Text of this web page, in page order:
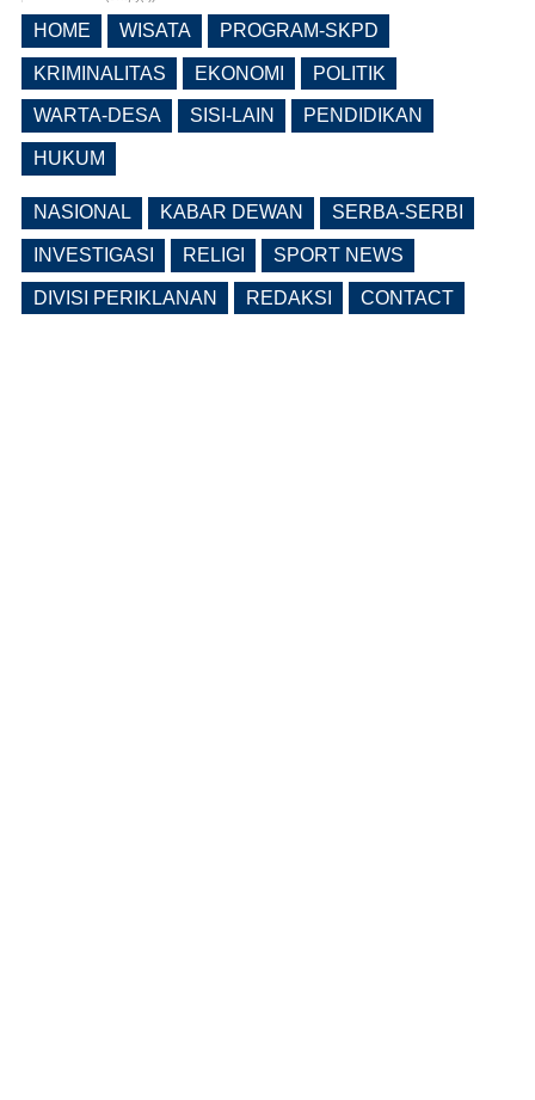
Ruang, Pelanggaran Berpotensi
Dikenai Denda dan Pembatasan
Fasilitas
(0 Reply(s))
HOME WISATA PROGRAM-SKPD
KRIMINALITAS EKONOMI POLITIK
WARTA-DESA SISI-LAIN PENDIDIKAN
HUKUM
NASIONAL KABAR DEWAN SERBA-SERBI
INVESTIGASI RELIGI SPORT NEWS
DIVISI PERIKLANAN REDAKSI CONTACT